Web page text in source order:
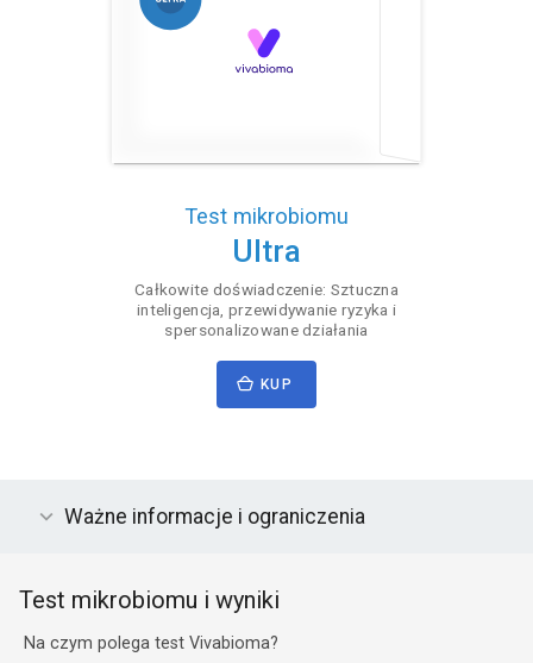
Test mikrobiomu
Ultra
Całkowite doświadczenie: Sztuczna
inteligencja, przewidywanie ryzyka i
spersonalizowane działania
KUP
Ważne informacje i ograniczenia
Test mikrobiomu i wyniki
Na czym polega test Vivabioma?